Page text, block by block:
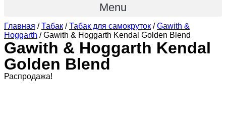
Menu
Главная /Табак /Табак для самокруток /Gawith &
Hoggarth / Gawith & Hoggarth Kendal Golden Blend
Gawith & Hoggarth Kendal
Golden Blend
Распродажа!